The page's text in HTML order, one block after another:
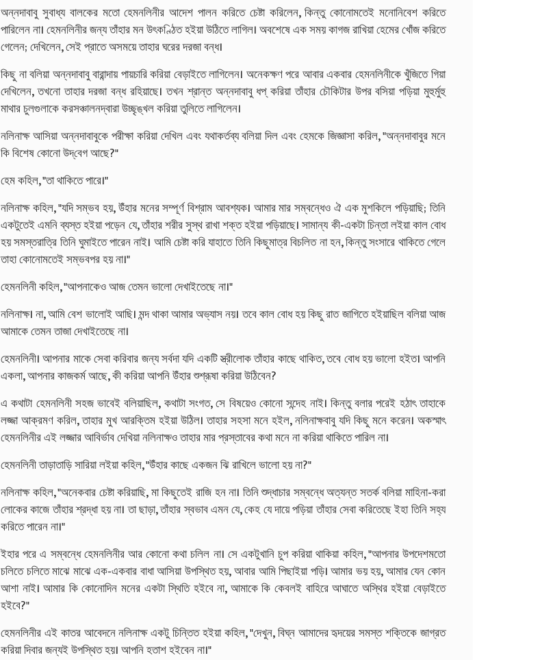
অন্নদাবাবু সুবাধ্য বালকের মতো হেমনলিনীর আদেশ পালন করিতে চেষ্টা করিলেন, কিন্তু কোনোমতেই মনোনিবেশ করিতে
পারিলেন না। হেমনলিনীর জন্য তাঁহার মন উৎকণ্ঠিত হইয়া উঠিতে লাগিল। অবশেষে এক সময় কাগজ রাখিয়া হেমের খোঁজ করিতে
গেলেন; দেখিলেন, সেই প্রাতে অসময়ে তাহার ঘরের দরজা বন্ধ।
কিছু না বলিয়া অন্নদাবাবু বারান্দায় পায়চারি করিয়া বেড়াইতে লাগিলেন। অনেকক্ষণ পরে আবার একবার হেমনলিনীকে খুঁজিতে গিয়া
দেখিলেন, তখনো তাহার দরজা বন্ধ রহিয়াছে। তখন শ্রান্ত অন্নদাবাবু ধপ্‌ করিয়া তাঁহার চৌকিটার উপর বসিয়া পড়িয়া মুহুর্মুহু
মাথার চুলগুলাকে করসঞ্চালনদ্বারা উচ্ছৃঙ্খল করিয়া তুলিতে লাগিলেন।
নলিনাক্ষ আসিয়া অন্নদাবাবুকে পরীক্ষা করিয়া দেখিল এবং যথাকর্তব্য বলিয়া দিল এবং হেমকে জিজ্ঞাসা করিল, "অন্নদাবাবুর মনে
কি বিশেষ কোনো উদ্‌বেগ আছে?"
হেম কহিল, "তা থাকিতে পারে।"
নলিনাক্ষ কহিল, "যদি সম্ভব হয়, উঁহার মনের সম্পূর্ণ বিশ্রাম আবশ্যক। আমার মার সম্বন্ধেও ঐ এক মুশকিলে পড়িয়াছি; তিনি
একটুতেই এমনি ব্যস্ত হইয়া পড়েন যে, তাঁহার শরীর সুস্থ রাখা শক্ত হইয়া পড়িয়াছে। সামান্য কী-একটা চিন্তা লইয়া কাল বোধ
হয় সমস্তরাত্রি তিনি ঘুমাইতে পারেন নাই। আমি চেষ্টা করি যাহাতে তিনি কিছুমাত্র বিচলিত না হন, কিন্তু সংসারে থাকিতে গেলে
তাহা কোনোমতেই সম্ভবপর হয় না।"
হেমনলিনী কহিল, "আপনাকেও আজ তেমন ভালো দেখাইতেছে না।"
নলিনাক্ষ। না, আমি বেশ ভালোই আছি। মন্দ থাকা আমার অভ্যাস নয়। তবে কাল বোধ হয় কিছু রাত জাগিতে হইয়াছিল বলিয়া আজ
আমাকে তেমন তাজা দেখাইতেছে না।
হেমনলিনী। আপনার মাকে সেবা করিবার জন্য সর্বদা যদি একটি স্ত্রীলোক তাঁহার কাছে থাকিত, তবে বোধ হয় ভালো হইত। আপনি
একলা, আপনার কাজকর্ম আছে, কী করিয়া আপনি উঁহার শুশ্রূষা করিয়া উঠিবেন?
এ কথাটা হেমনলিনী সহজ ভাবেই বলিয়াছিল, কথাটা সংগত, সে বিষয়েও কোনো সন্দেহ নাই। কিন্তু বলার পরেই হঠাৎ তাহাকে
লজ্জা আক্রমণ করিল, তাহার মুখ আরক্তিম হইয়া উঠিল। তাহার সহসা মনে হইল, নলিনাক্ষবাবু যদি কিছু মনে করেন। অকস্মাৎ
হেমনলিনীর এই লজ্জার আবির্ভাব দেখিয়া নলিনাক্ষও তাহার মার প্রস্তাবের কথা মনে না করিয়া থাকিতে পারিল না।
হেমনলিনী তাড়াতাড়ি সারিয়া লইয়া কহিল, "উঁহার কাছে একজন ঝি রাখিলে ভালো হয় না?"
নলিনাক্ষ কহিল, "অনেকবার চেষ্টা করিয়াছি, মা কিছুতেই রাজি হন না। তিনি শুদ্ধাচার সম্বন্ধে অত্যন্ত সতর্ক বলিয়া মাহিনা-করা
লোকের কাজে তাঁহার শ্রদ্ধা হয় না। তা ছাড়া, তাঁহার স্বভাব এমন যে, কেহ যে দায়ে পড়িয়া তাঁহার সেবা করিতেছে ইহা তিনি সহ্য
করিতে পারেন না।"
ইহার পরে এ সম্বন্ধে হেমনলিনীর আর কোনো কথা চলিল না। সে একটুখানি চুপ করিয়া থাকিয়া কহিল, "আপনার উপদেশমতো
চলিতে চলিতে মাঝে মাঝে এক-একবার বাধা আসিয়া উপস্থিত হয়, আবার আমি পিছাইয়া পড়ি। আমার ভয় হয়, আমার যেন কোন
আশা নাই। আমার কি কোনোদিন মনের একটা স্থিতি হইবে না, আমাকে কি কেবলই বাহিরে আঘাতে অস্থির হইয়া বেড়াইতে
হইবে?"
হেমনলিনীর এই কাতর আবেদনে নলিনাক্ষ একটু চিন্তিত হইয়া কহিল, "দেখুন, বিঘ্ন আমাদের হৃদয়ের সমস্ত শক্তিকে জাগ্রত
করিয়া দিবার জন্যই উপস্থিত হয়। আপনি হতাশ হইবেন না।"